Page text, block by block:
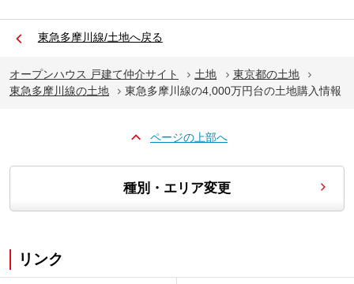
東急多摩川線/土地へ戻る
オープンハウス 戸建て仲介サイト 土地
東京都の土地
東急多摩川線の土地
東急多摩川線の4,000万円台の土地購入情報
ページの上部へ
種別・エリア変更
リンク